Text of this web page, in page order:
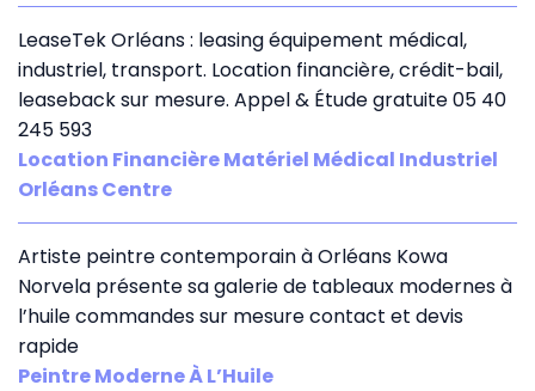
LeaseTek Orléans : leasing équipement médical,
industriel, transport. Location financière, crédit-bail,
leaseback sur mesure. Appel & Étude gratuite 05 40
245 593
Location Financière Matériel Médical Industriel
Orléans Centre
Artiste peintre contemporain à Orléans Kowa
Norvela présente sa galerie de tableaux modernes à
l’huile commandes sur mesure contact et devis
rapide
Peintre Moderne À L’Huile